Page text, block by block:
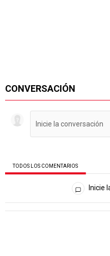
CONVERSACIÓN
TODOS LOS COMENTARIOS
Todos los comentarios
Inicie